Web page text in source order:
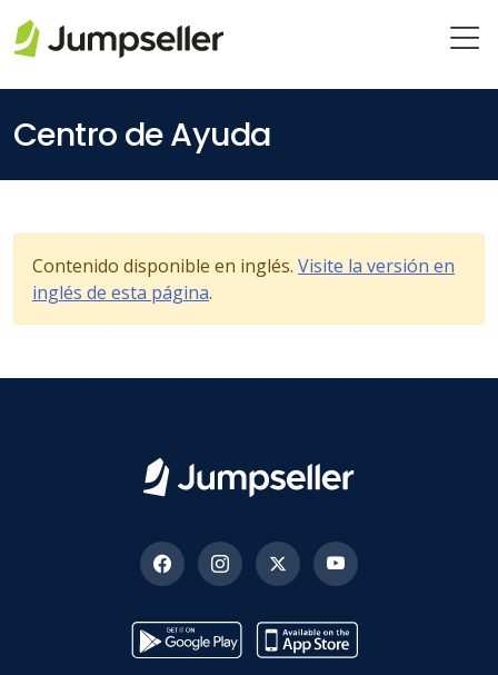
Centro de Ayuda
Contenido disponible en inglés. Visite la versión en
inglés de esta página.